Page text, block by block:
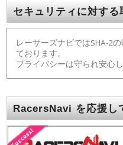
セキュリティに対する
レーサーズナビではSHA-2
ております。
プライバシーは守られ安心
RacersNavi を応援し